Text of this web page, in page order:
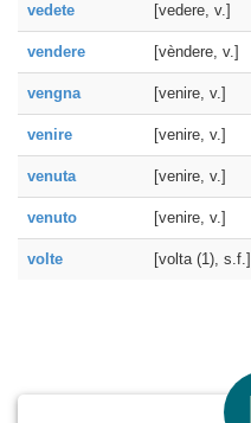
vedete [vedere, v.]
vendere [vèndere, v.]
vengna [venire, v.]
venire [venire, v.]
venuta [venire, v.]
venuto [venire, v.]
volte [volta (1), s.f.]